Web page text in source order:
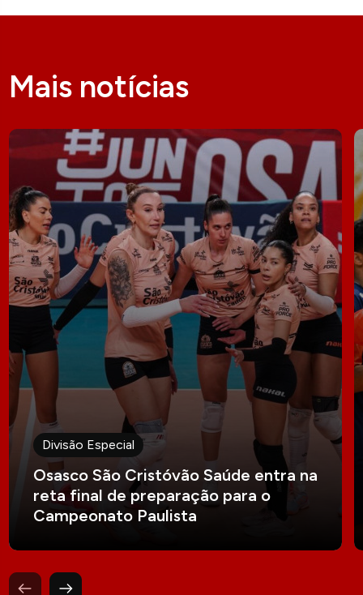
Mais notícias
Divisão Especial
Osasco São Cristóvão Saúde entra na
reta final de preparação para o
Campeonato Paulista